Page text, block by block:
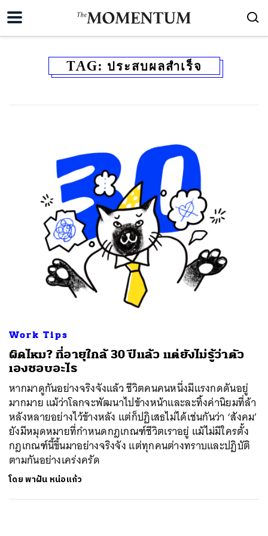
TAG: ประสบผลสำเร็จ
Work Tips
ผิดไหม? ที่อายุใกล้ 30 ปีแล้ว แต่ยังไม่รู้ว่าตัว
เองชอบอะไร
หากมาดูกันอย่างจริงจังแล้ว ชีวิตคนคนหนึ่งมีแรงกดดันอยู่
มากมาย แม้ว่าโลกจะพัฒนาไปข้างหน้าและละทิ้งค่านิยมที่ล้า
หลังหลายอย่างไว้ข้างหลัง แต่ก็ปฏิเสธไม่ได้เช่นกันว่า ‘สังคม’
ยังมีหมุดหมายที่กำหนดกฎเกณฑ์ชีวิตเราอยู่ แม้ไม่มีใครตั้ง
กฎเกณฑ์นี้ขึ้นมาอย่างจริงจัง แต่ทุกคนต่างทราบและปฏิบัติ
ตามกันอย่างเคร่งครัด
โดยพาฝัน หน่อแก้ว
SHARE